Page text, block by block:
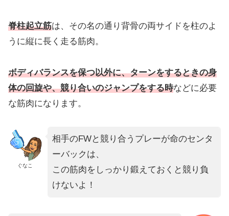
脊柱起立筋は、その名の通り背骨の両サイドを柱のよ
うに縦に長く走る筋肉。
ボディバランスを保つ以外に、ターンをするときの身
体の回旋や、競り合いのジャンプをする時などに必要
な筋肉になります。
ぐなこ
相手のFWと競り合うプレーが命のセンタ
ーバックは、
この筋肉をしっかり鍛えておくと競り負
けないよ！